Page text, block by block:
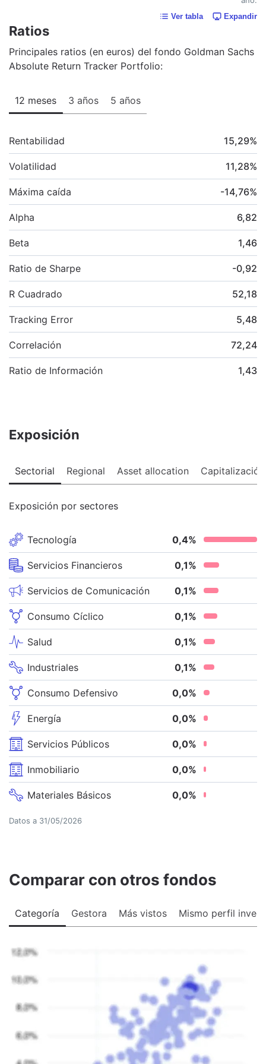
Ver tabla Expandir
Ratios
Principales ratios (en euros) del fondo Goldman Sachs
Absolute Return Tracker Portfolio:
12 meses 3 años 5 años
Rentabilidad 15,29%
Volatilidad 11,28%
Máxima caída -14,76%
Alpha 6,82
Beta 1,46
Ratio de Sharpe -0,92
R Cuadrado 52,18
Tracking Error 5,48
Correlación 72,24
Ratio de Información 1,43
Exposición
Sectorial Regional Asset allocation Capitalización
Exposición por sectores
Tecnología 0,4%
Servicios Financieros 0,1%
Servicios de Comunicación 0,1%
Consumo Cíclico 0,1%
Salud 0,1%
Industriales 0,1%
Consumo Defensivo 0,0%
Energía 0,0%
Servicios Públicos 0,0%
Inmobiliario 0,0%
Materiales Básicos 0,0%
Datos a 31/05/2026
Comparar con otros fondos
Categoría Gestora Más vistos Mismo perfil